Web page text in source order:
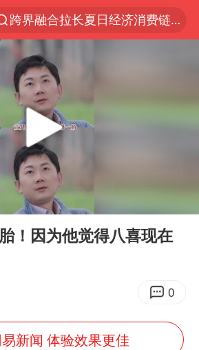
跨界融合拉长夏日经济消费链条
伯克希尔净买入约200亿美元股票
“伊斯兰版北约”出现
武契奇会见泽连斯基有何意图
台铃电动车仅骑一年就断电趴窝
上海大部迎大暴雨
！因为他觉得八喜现在
0
新闻 体验效果更佳